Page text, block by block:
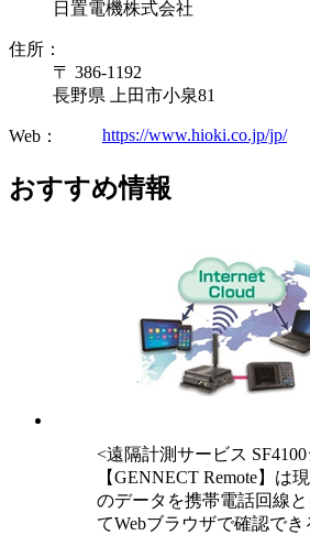
日置電機株式会社
住所：
〒 386-1192
長野県 上田市小泉81
Web： https://www.hioki.co.jp/jp/
おすすめ情報
<遠隔計測サービス
【GENNECT Remote】は
のデータを携帯電話回線
てWebブラウザで確認で